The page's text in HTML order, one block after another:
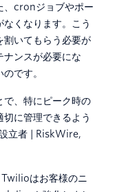
、cronジョブやポー
くなります。こう
割いてもらう必要が
ナンスが必要にな
です。
、特にピーク時の
に管理できるよう
立者 | RiskWire,
はお客様のニ